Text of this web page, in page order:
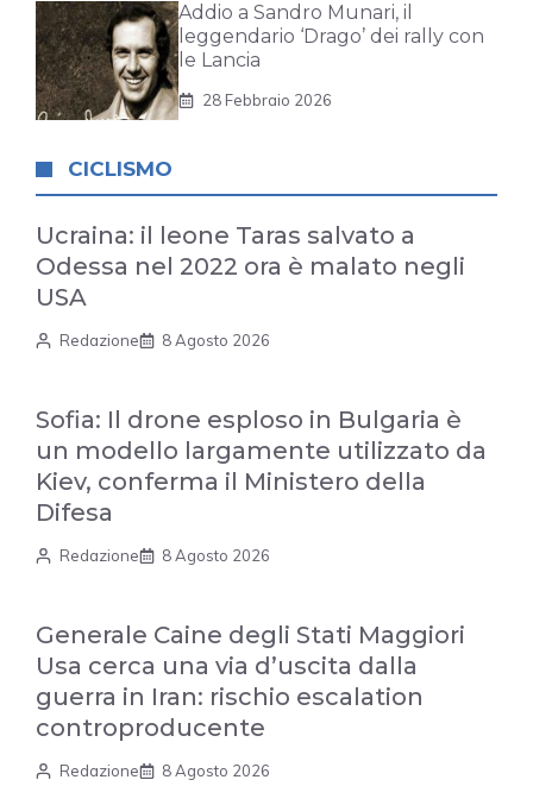
Addio a Sandro Munari, il
leggendario ‘Drago’ dei rally con
le Lancia
28 Febbraio 2026
CICLISMO
Ucraina: il leone Taras salvato a
Odessa nel 2022 ora è malato negli
USA
Redazione 8 Agosto 2026
Sofia: Il drone esploso in Bulgaria è
un modello largamente utilizzato da
Kiev, conferma il Ministero della
Difesa
Redazione 8 Agosto 2026
Generale Caine degli Stati Maggiori
Usa cerca una via d’uscita dalla
guerra in Iran: rischio escalation
controproducente
Redazione 8 Agosto 2026